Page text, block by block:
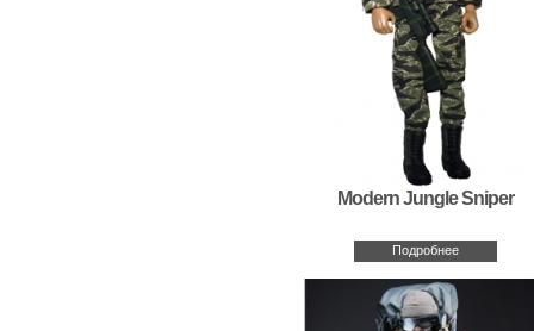
Modern Jungle Sniper
Подробнее